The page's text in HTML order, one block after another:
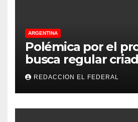
ARGENTINA
Polémica por el
busca regular
refugios de perros
denuncian
proteccionistas
controles más
REDACCION EL FEDERAL